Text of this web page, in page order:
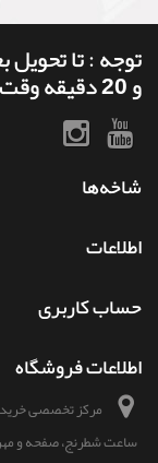
و 20 دقیقه وقت دارید
شاخه‌ها
اطلاعات
حساب کاربری
اطلاعات فروشگاه
مرکز تخصصی
ساعت شطرنج، صفحه و